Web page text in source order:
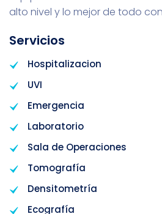
alto nivel y lo mejor de todo
Servicios
Hospitalizacion
UVI
Emergencia
Laboratorio
Sala de Operaciones
Tomografía
Densitometría
Ecografía